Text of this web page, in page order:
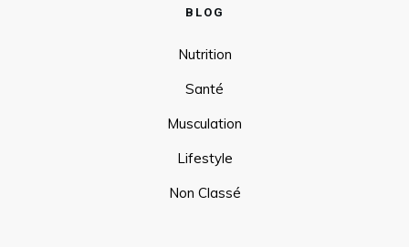
BLOG
Nutrition
Santé
Musculation
Lifestyle
Non Classé